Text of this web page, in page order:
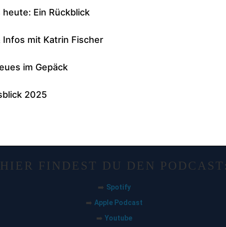
HIER FINDEST DU DEN
➡️ Spotify
➡️ Apple Podcast
➡️ Youtube